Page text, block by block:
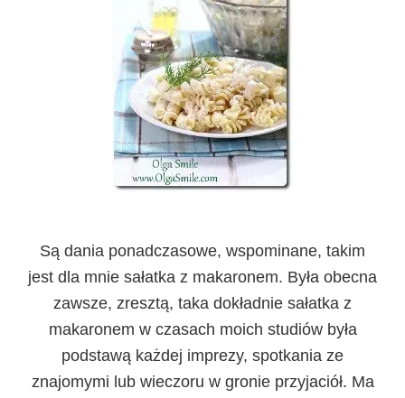
Są dania ponadczasowe, wspominane, takim
jest dla mnie sałatka z makaronem. Była obecna
zawsze, zresztą, taka dokładnie sałatka z
makaronem w czasach moich studiów była
podstawą każdej imprezy, spotkania ze
znajomymi lub wieczoru w gronie przyjaciół. Ma